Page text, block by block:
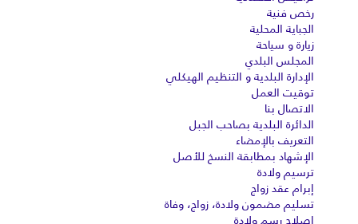
رخص فنية
الجباية المحلية
زيارة و سياحة
المجلس البلدي
الإدارة البلدية و التنظيم الهيكلي
توقيت العمل
الاتصال بنا
الدائرة البلدية بصاحب الجبل
التعريف بالإمضاء
الإشهاد بمطابقة النسخ للأصل
ترسيم ولادة
إبرام عقد زواج
تسليم مضمون ولادة، زواج، وفاة
اصلاح رسم ولادة